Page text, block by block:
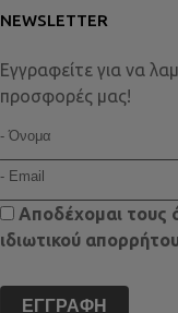
NEWSLETTER
Εγγραφείτε για να
προσφορές μας!
Αποδέχομαι τους
ιδιωτικού
ΕΓΓΡΑΦΉ